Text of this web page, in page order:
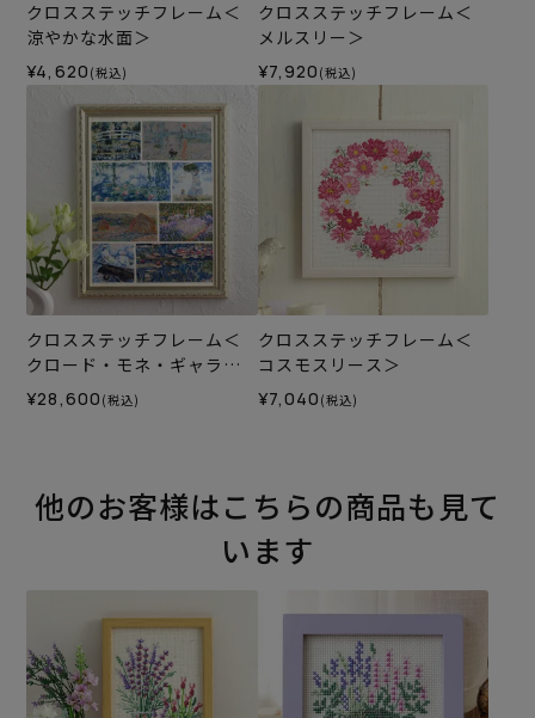
クロスステッチフレーム＜
涼やかな水面＞
¥4,620 (税込)
クロスステッチフレーム＜
メルスリー＞
¥7,920 (税込)
クロスステッチフレーム＜
クロード・モネ・ギャラリ
ー＞
¥28,600 (税込)
クロスステッチフレーム＜
コスモスリース＞
¥7,040 (税込)
他のお客様はこちらの商品も見て
います